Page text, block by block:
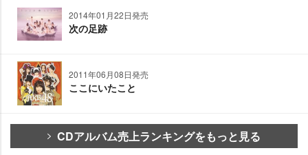
2014年01月22日発売
次の足跡
2011年06月08日発売
ここにいたこと
CDアルバム売上ランキングをもっと見る